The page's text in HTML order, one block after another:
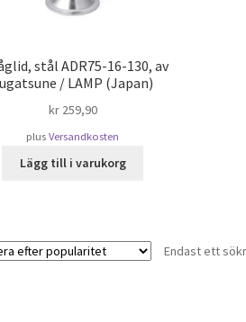
stål ADR75-16-130, av
/ LAMP (Japan)
kr259,90
plusVersandkosten
Lägg till i varukorg
Endast ett